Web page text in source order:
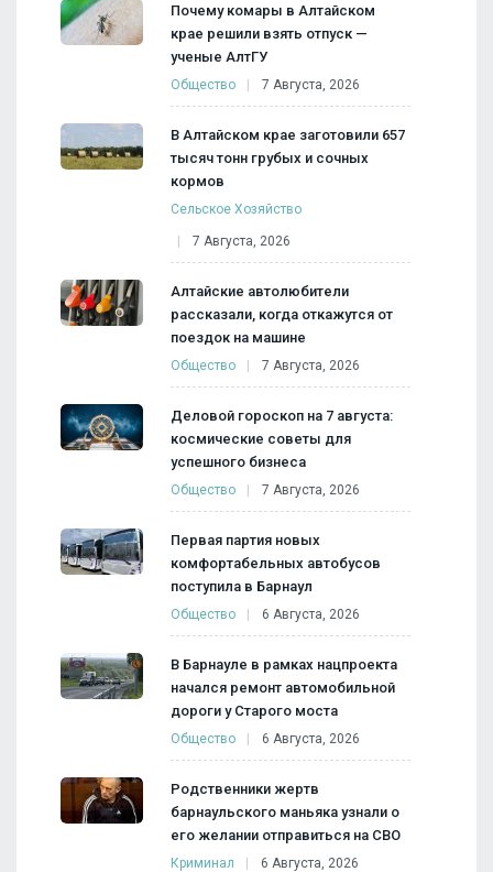
Почему комары в Алтайском
крае решили взять отпуск —
ученые АлтГУ
Общество 7 Августа, 2026
В Алтайском крае заготовили 657
тысяч тонн грубых и сочных
кормов
Сельское Хозяйство
7 Августа, 2026
Алтайские автолюбители
рассказали, когда откажутся от
поездок на машине
Общество 7 Августа, 2026
Деловой гороскоп на 7 августа:
космические советы для
успешного бизнеса
Общество 7 Августа, 2026
Первая партия новых
комфортабельных автобусов
поступила в Барнаул
Общество 6 Августа, 2026
В Барнауле в рамках нацпроекта
начался ремонт автомобильной
дороги у Старого моста
Общество 6 Августа, 2026
Родственники жертв
барнаульского маньяка узнали о
его желании отправиться на СВО
Криминал 6 Августа, 2026